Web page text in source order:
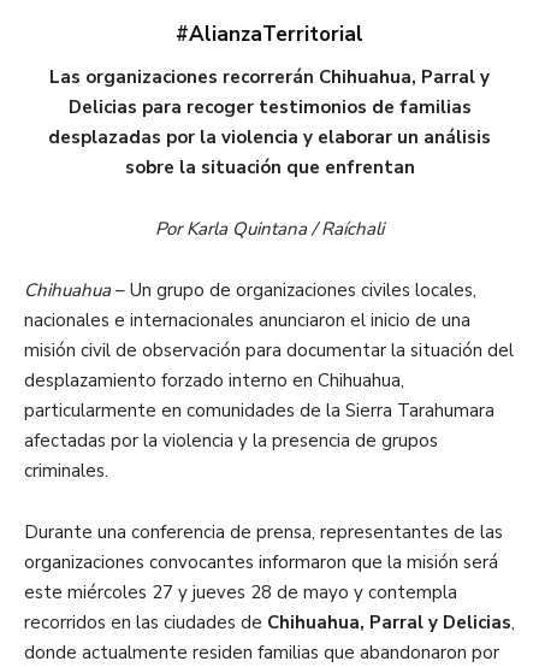
#AlianzaTerritorial
Las organizaciones recorrerán Chihuahua, Parral y
Delicias para recoger testimonios de familias
desplazadas por la violencia y elaborar un análisis
sobre la situación que enfrentan
Por Karla Quintana / Raíchali
Chihuahua– Un grupo de organizaciones civiles locales,
nacionales e internacionales anunciaron el inicio de una
misión civil de observación para documentar la situación del
desplazamiento forzado interno en Chihuahua,
particularmente en comunidades de la Sierra Tarahumara
afectadas por la violencia y la presencia de grupos
criminales.
Durante una conferencia de prensa, representantes de las
organizaciones convocantes informaron que la misión será
este miércoles 27 y jueves 28 de mayo y contempla
recorridos en las ciudades de Chihuahua, Parral y Delicias,
donde actualmente residen familias que abandonaron por